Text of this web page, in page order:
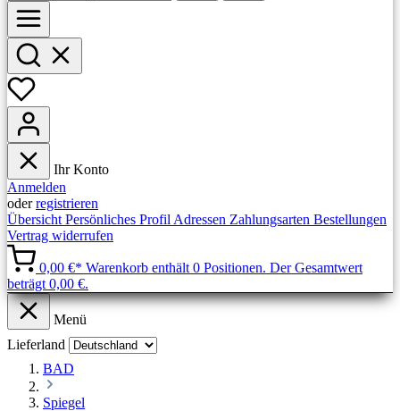
Ihr Konto
Anmelden
oderregistrieren
Übersicht Persönliches Profil Adressen Zahlungsarten Bestellungen
Vertrag widerrufen
0,00 €* Warenkorb enthält 0 Positionen. Der Gesamtwert
beträgt 0,00 €.
Menü
Lieferland
BAD
Spiegel